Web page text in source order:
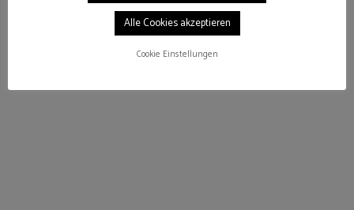
Alle Cookies akzeptieren
Cookie Einstellungen